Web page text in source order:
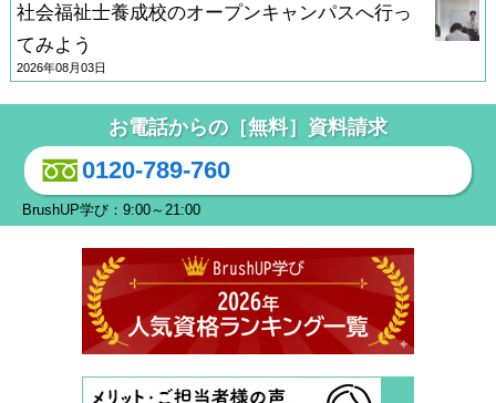
社会福祉士養成校のオープンキャンパスへ行っ
てみよう
2026年08月03日
お電話からの［無料］資料請求
0120-789-760
BrushUP学び：9:00～21:00